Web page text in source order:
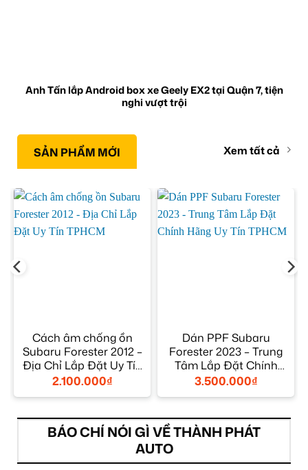
Anh Tấn lắp Android box xe Geely EX2 tại Quận 7, tiện
nghi vượt trội
SẢN PHẨM MỚI Xem tất cả
Cách âm chống ồn
Subaru Forester 2012 –
Địa Chỉ Lắp Đặt Uy Tín
TPHCM
2.100.000₫
Dán PPF Subaru
Forester 2023 – Trung
Tâm Lắp Đặt Chính
Hãng Uy Tín TPHCM
3.500.000₫
BÁO CHÍ NÓI GÌ VỀ THÀNH PHÁT
AUTO